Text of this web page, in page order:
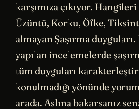
karşımıza çıkıyor.
Üzüntü, Korku, Öfke,
almayan Şaşırma
yapılan incelemelerde
tüm duyguları
konulmadığı yönünde
arada. Aslına bakarsanız